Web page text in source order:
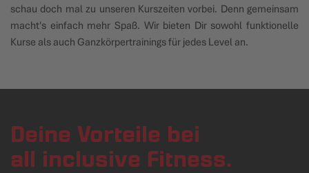
schau doch mal zu unseren Kurszeiten vorbei. Denn gemeinsam
macht's einfach mehr Spaß. Wir bieten Dir sowohl funktionelle
Kurse als auch Ganzkörpertrainings für jedes Level an.
Deine Vorteile bei
all inclusive Fitness.